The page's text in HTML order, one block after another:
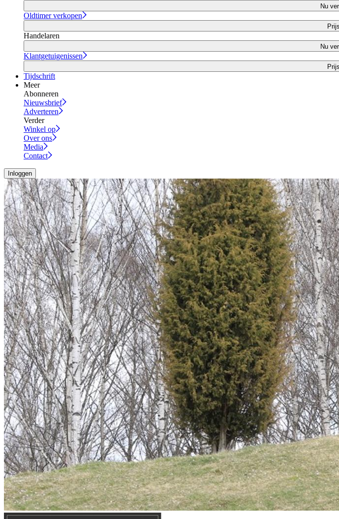
Nu
Oldtimer verkopen
Handelaren
Nu
Klantgetuigenissen
Tijdschrift
Meer
Abonneren
Nieuwsbrief
Adverteren
Verder
Winkel op
Over ons
Media
Contact
Inloggen